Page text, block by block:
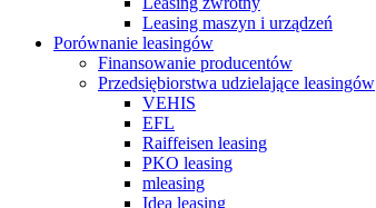
Leasing maszyn i urządzeń
Porównanie leasingów
Finansowanie producentów
Przedsiębiorstwa udzielające leasingów
VEHIS
EFL
Raiffeisen leasing
PKO leasing
mleasing
Idea leasing